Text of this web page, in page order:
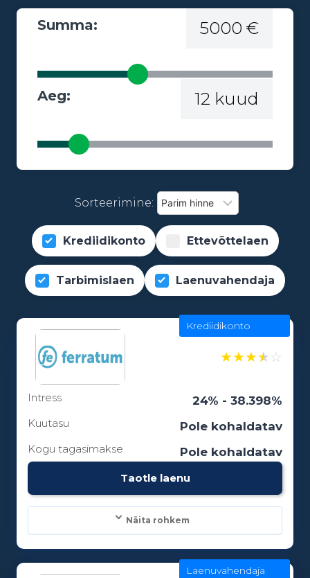
Summa: 5000 €
Aeg: 12 kuud
Sorteerimine:
Krediidikonto Ettevõttelaen
Tarbimislaen Laenuvahendaja
★★★★☆
Intress 24% - 38.398%
Kuutasu Pole kohaldatav
Kogu tagasimakse Pole kohaldatav
Taotle laenu
Krediidikonto
Näita rohkem
Laenuvahendaja